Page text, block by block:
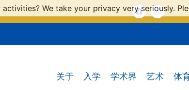
关于 入学 学术界 艺术 体
We take your privacy very seriously.